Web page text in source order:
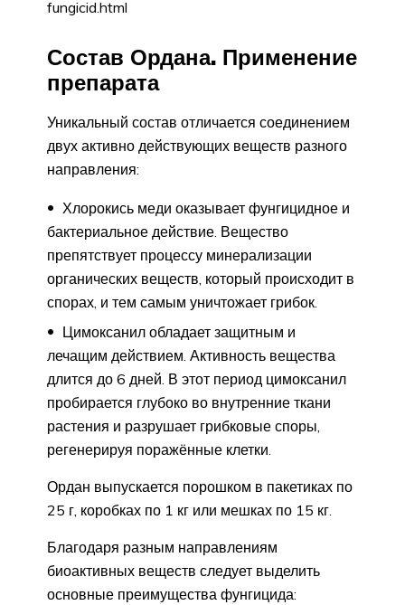
fungicid.html
Состав Ордана. Применение
препарата
Уникальный состав отличается соединением
двух активно действующих веществ разного
направления:
Хлорокись меди оказывает фунгицидное и
бактериальное действие. Вещество
препятствует процессу минерализации
органических веществ, который происходит в
спорах, и тем самым уничтожает грибок.
Цимоксанил обладает защитным и
лечащим действием. Активность вещества
длится до 6 дней. В этот период цимоксанил
пробирается глубоко во внутренние ткани
растения и разрушает грибковые споры,
регенерируя поражённые клетки.
Ордан выпускается порошком в пакетиках по
25 г, коробках по 1 кг или мешках по 15 кг.
Благодаря разным направлениям
биоактивных веществ следует выделить
основные преимущества фунгицида: